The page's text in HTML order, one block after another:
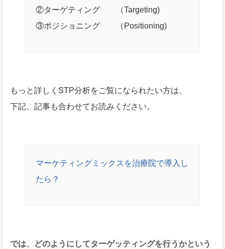
②ターゲティング （Targeting)
③ポジショニング （Positioning)
もっと詳しくSTP分析をご覧になられたい方は、
下記、記事も合わせてお読みください。
マーケティングミックスを治療院で導入し
たら？
では、どのようにしてターゲッティングを行うかという